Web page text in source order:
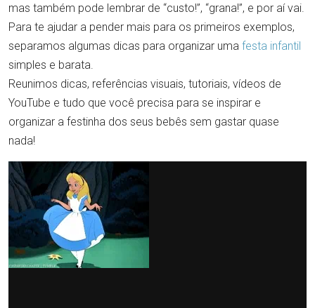
mas também pode lembrar de “custo!”, “grana!”, e por aí vai.
Para te ajudar a pender mais para os primeiros exemplos,
separamos algumas dicas para organizar uma festa infantil
simples e barata.
Reunimos dicas, referências visuais, tutoriais, vídeos de
YouTube e tudo que você precisa para se inspirar e
organizar a festinha dos seus bebês sem gastar quase
nada!